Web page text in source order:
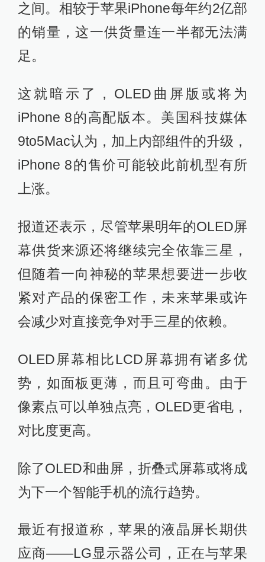
之间。相较于苹果iPhone每年约2亿部
的销量，这一供货量连一半都无法满
足。
这就暗示了，OLED曲屏版或将为
iPhone 8的高配版本。美国科技媒体
9to5Mac认为，加上内部组件的升级，
iPhone 8的售价可能较此前机型有所
上涨。
报道还表示，尽管苹果明年的OLED屏
幕供货来源还将继续完全依靠三星，
但随着一向神秘的苹果想要进一步收
紧对产品的保密工作，未来苹果或许
会减少对直接竞争对手三星的依赖。
OLED屏幕相比LCD屏幕拥有诸多优
势，如面板更薄，而且可弯曲。由于
像素点可以单独点亮，OLED更省电，
对比度更高。
除了OLED和曲屏，折叠式屏幕或将成
为下一个智能手机的流行趋势。
最近有报道称，苹果的液晶屏长期供
应商——LG显示器公司，正在与苹果